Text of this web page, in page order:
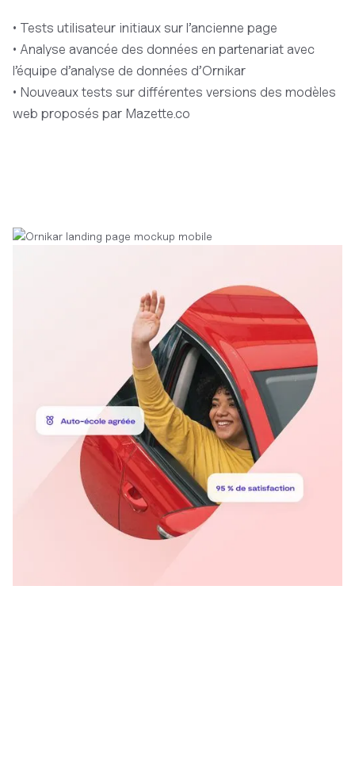
• Tests utilisateur initiaux sur l’ancienne page
• Analyse avancée des données en partenariat avec
l’équipe d’analyse de données d’Ornikar
• Nouveaux tests sur différentes versions des modèles
web proposés par Mazette.co